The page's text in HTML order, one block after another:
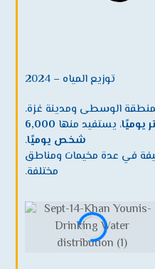
توزيع المياه – 2024
الوسطى ومدينة غزة.
، يستفيد منها 6,000
شخص يوميًا.
في عدة مخيمات ومناطق
مختلفة.